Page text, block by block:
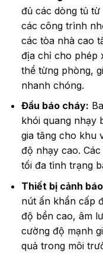
đủ các dòng tủ
các công trình
các tòa nhà cao
địa chỉ cho phép
thể từng phòng,
nhanh chóng.
Đầu báo cháy:
khói quang nhạy
gia tăng cho khu
độ nhạy cao.
tối đa tình trạng
Thiết bị cảnh
nút ấn khẩn cấp
độ bền cao, âm
cường độ mạnh
quả trong môi